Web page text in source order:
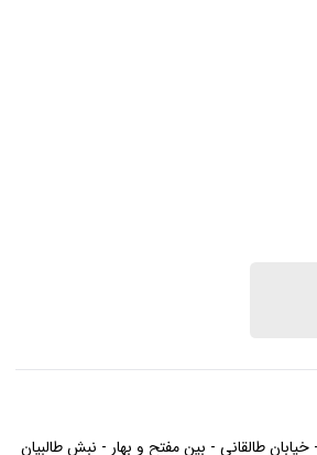
خیابان طالقانی - بین مفتح و بهار - نبش طالبیان